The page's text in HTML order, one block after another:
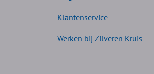
Klantenservice
Werken bij Zilveren Kruis